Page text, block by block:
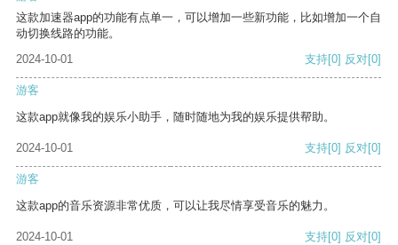
这款加速器app的功能有点单一，可以增加一些新功能，比如增加一个自
动切换线路的功能。
2024-10-01
支持[0] 反对[0]
游客
这款app就像我的娱乐小助手，随时随地为我的娱乐提供帮助。
2024-10-01 支持[0] 反对[0]
游客
这款app的音乐资源非常优质，可以让我尽情享受音乐的魅力。
2024-10-01 支持[0] 反对[0]